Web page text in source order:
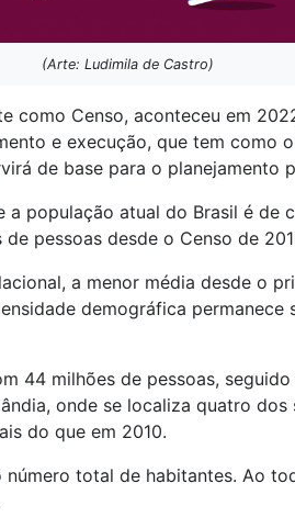
(Arte: Ludimila de Castro)
como Censo, aconteceu em
e execução, que tem como
de base para o
população atual do Brasil é de
pessoas desde o Censo de
a menor média desde o
demográfica permanece
44 milhões de pessoas,
onde se localiza quatro
do que em 2010.
total de habitantes. Ao